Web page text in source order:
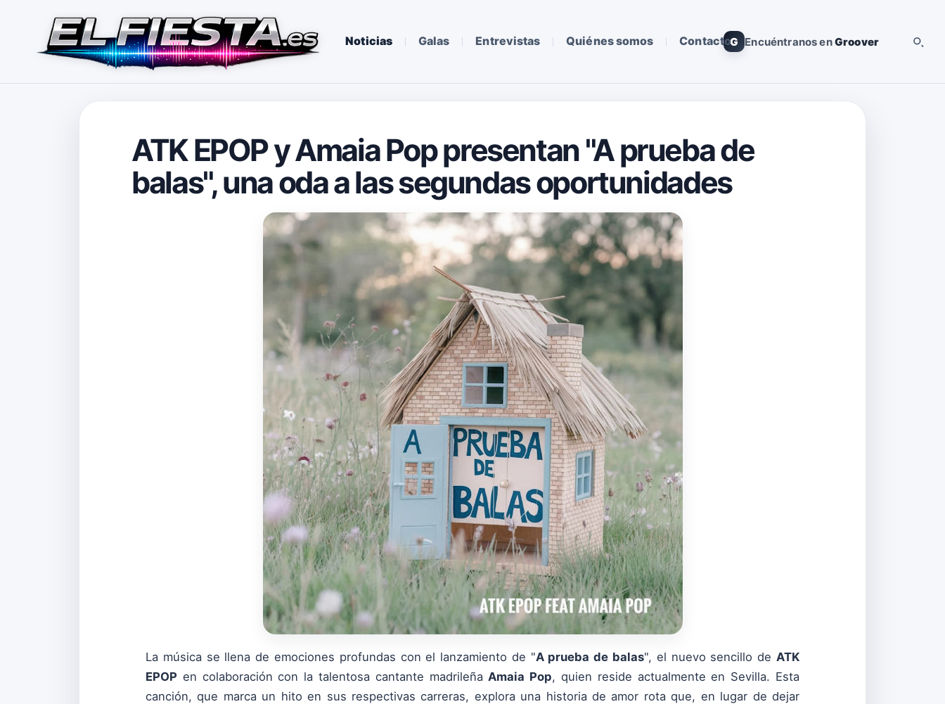
Noticias Galas Entrevistas Quiénes somos ContactoG Encuéntranos enGroover
ATK EPOP y Amaia Pop presentan "A prueba de
balas", una oda a las segundas oportunidades
La música se llena de emociones profundas con el lanzamiento de "A prueba de balas", el nuevo sencillo deATK
EPOP en colaboración con la talentosa cantante madrileñaAmaia Pop, quien reside actualmente en Sevilla. Esta
canción, que marca un hito en sus respectivas carreras, explora una historia de amor rota que, en lugar de dejar